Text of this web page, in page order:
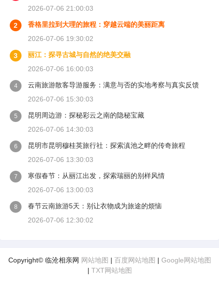
2026-07-06 21:00:03
2
香格里拉到大理的旅程：穿越云端的美丽距离
2026-07-06 19:30:02
3
丽江：探寻古城与自然的绝美交融
2026-07-06 16:00:03
4
云南旅游散客导游服务：满意与否的实地考察与真实反馈
2026-07-06 15:30:03
5
昆明周边游：探秘彩云之南的隐秘宝藏
2026-07-06 14:30:03
6
昆明市昆明穆桂英旅行社：探索滇池之畔的传奇旅程
2026-07-06 13:30:03
7
寒假春节：从丽江出发，探索瑞丽的别样风情
2026-07-06 13:00:03
8
春节云南旅游5天：别让衣物成为旅途的烦恼
2026-07-06 12:30:02
Copyright© 临沧相亲网 网站地图 | 百度网站地图 | Google网站地图
| TXT网站地图